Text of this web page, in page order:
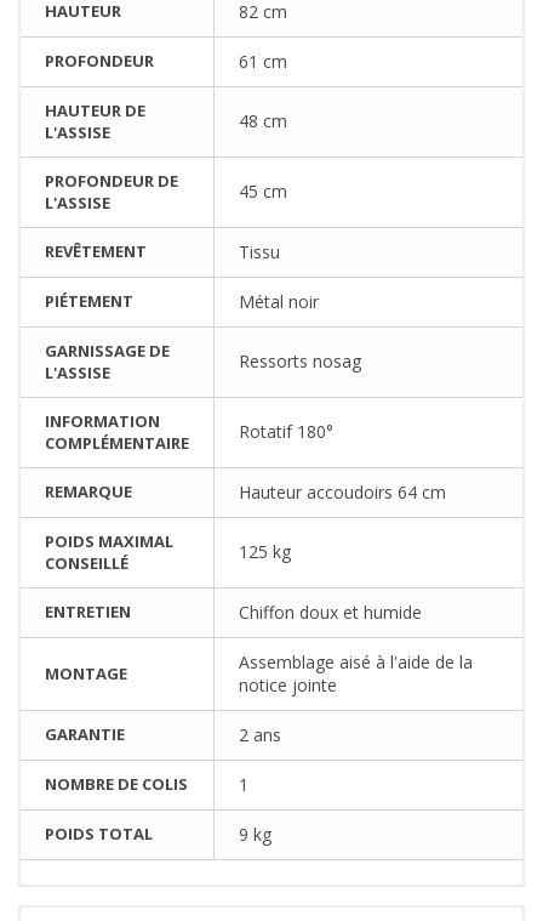
HAUTEUR 82 cm
PROFONDEUR 61 cm
HAUTEUR DE
L'ASSISE
48 cm
PROFONDEUR DE
L'ASSISE
45 cm
REVÊTEMENT Tissu
PIÉTEMENT Métal noir
GARNISSAGE DE
L'ASSISE
Ressorts nosag
INFORMATION
COMPLÉMENTAIRE
Rotatif 180°
REMARQUE Hauteur accoudoirs 64 cm
POIDS MAXIMAL
CONSEILLÉ
125 kg
ENTRETIEN Chiffon doux et humide
MONTAGE
Assemblage aisé à l'aide de la
notice jointe
GARANTIE 2 ans
NOMBRE DE COLIS 1
POIDS TOTAL 9 kg